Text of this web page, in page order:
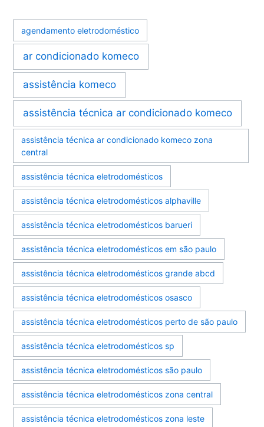
agendamento eletrodoméstico
ar condicionado komeco
assistência komeco
assistência técnica ar condicionado komeco
assistência técnica ar condicionado komeco zona
central
assistência técnica eletrodomésticos
assistência técnica eletrodomésticos alphaville
assistência técnica eletrodomésticos barueri
assistência técnica eletrodomésticos em são paulo
assistência técnica eletrodomésticos grande abcd
assistência técnica eletrodomésticos osasco
assistência técnica eletrodomésticos perto de são paulo
assistência técnica eletrodomésticos sp
assistência técnica eletrodomésticos são paulo
assistência técnica eletrodomésticos zona central
assistência técnica eletrodomésticos zona leste